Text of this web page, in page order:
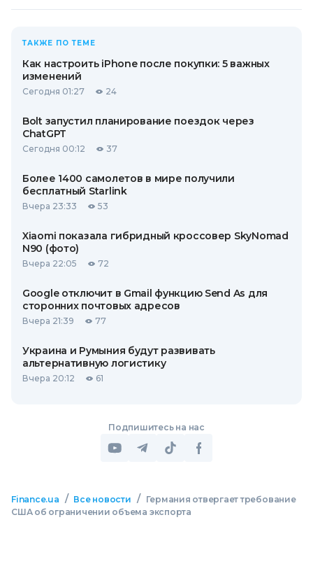
ТАКЖЕ ПО ТЕМЕ
Как настроить iPhone после покупки: 5 важных
изменений
Сегодня 01:27 24
Bolt запустил планирование поездок через
ChatGPT
Сегодня 00:12 37
Более 1400 самолетов в мире получили
бесплатный Starlink
Вчера 23:33 53
Xiaomi показала гибридный кроссовер SkyNomad
N90 (фото)
Вчера 22:05 72
Google отключит в Gmail функцию Send As для
сторонних почтовых адресов
Вчера 21:39 77
Украина и Румыния будут развивать
альтернативную логистику
Вчера 20:12 61
Подпишитесь на нас
Finance.ua / Все новости /
Германия отвергает требование
США об ограничении объема экспорта